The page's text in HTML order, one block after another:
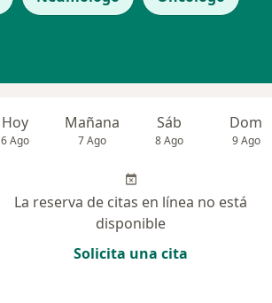
Hoy
6 Ago
Mañana
7 Ago
Sáb
8 Ago
Dom
9 Ago
La reserva de citas en línea no está
disponible
Solicita una cita